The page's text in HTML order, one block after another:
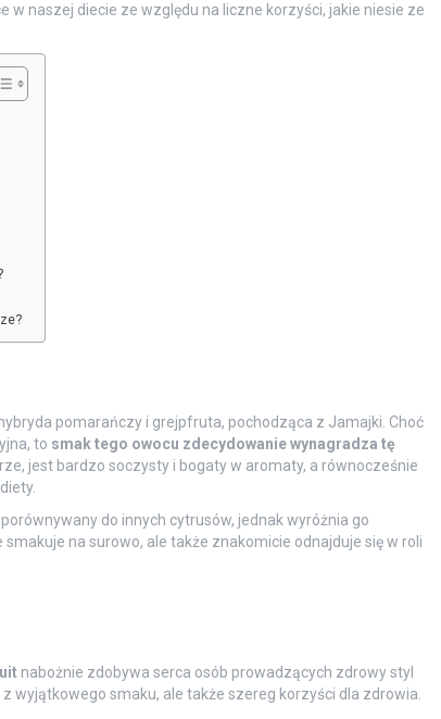
w naszej diecie ze względu na liczne korzyści, jakie niesie ze
pomarańczy i grejpfruta, pochodząca z Jamajki. Choć
to smak tego owocu zdecydowanie wynagradza tę
jest bardzo soczysty i bogaty w aromaty, a równocześnie
do innych cytrusów, jednak wyróżnia go
na surowo, ale także znakomicie odnajduje się w roli
nabożnie zdobywa serca osób prowadzących zdrowy styl
wyjątkowego smaku, ale także szereg korzyści dla zdrowia.